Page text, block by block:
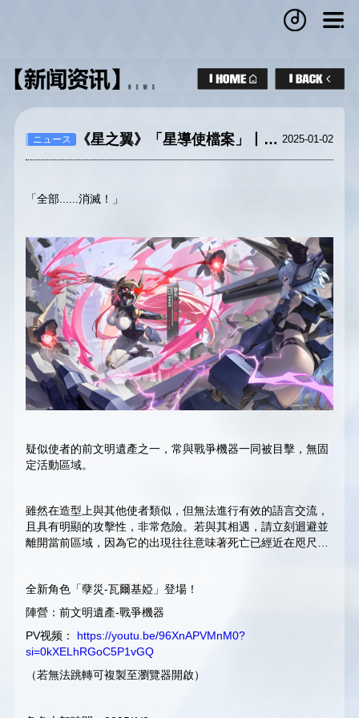
ニュース 《星之翼》「星導使檔案」丨孽災-瓦爾基婭 2025-01-02
「全部......消滅！」
疑似使者的前文明遺產之一，常與戰爭機器一同被目擊，無固
定活動區域。
雖然在造型上與其他使者類似，但無法進行有效的語言交流，
且具有明顯的攻擊性，非常危險。若與其相遇，請立刻迴避並
離開當前區域，因為它的出現往往意味著死亡已經近在咫尺…
全新角色「孽災-瓦爾基婭」登場！
陣營：前文明遺產-戰爭機器
PV视频： https://youtu.be/96XnAPVMnM0?
si=0kXELhRGoC5P1vGQ
（若無法跳轉可複製至瀏覽器開啟）